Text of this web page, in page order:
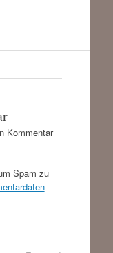
Kommentar
Spam zu